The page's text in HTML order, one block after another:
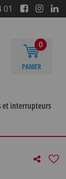
01
0
PANIER
et interrupteurs